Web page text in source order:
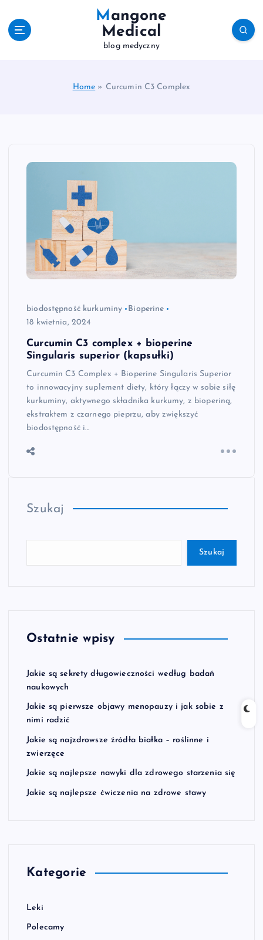
Mangone
Medical
blog medyczny
Home » Curcumin C3 Complex
biodostępność kurkuminy
Bioperine
18 kwietnia, 2024
Curcumin C3 complex + bioperine
Singularis superior (kapsułki)
Curcumin C3 Complex + Bioperine Singularis Superior
to innowacyjny suplement diety, który łączy w sobie siłę
kurkuminy, aktywnego składnika kurkumy, z bioperiną,
ekstraktem z czarnego pieprzu, aby zwiększyć
biodostępność i…
Szukaj
Szukaj
Ostatnie wpisy
Jakie są sekrety długowieczności według badań
naukowych
Jakie są pierwsze objawy menopauzy i jak sobie z
nimi radzić
Jakie są najzdrowsze źródła białka – roślinne i
zwierzęce
Jakie są najlepsze nawyki dla zdrowego starzenia się
Jakie są najlepsze ćwiczenia na zdrowe stawy
Kategorie
Leki
Polecamy